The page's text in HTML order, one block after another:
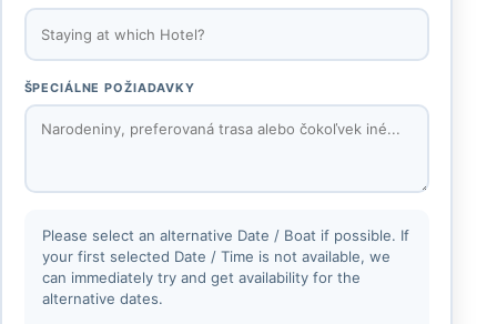
ŠPECIÁLNE POŽIADAVKY
Please select an alternative Date / Boat if possible. If
your first selected Date / Time is not available, we
can immediately try and get availability for the
alternative dates.